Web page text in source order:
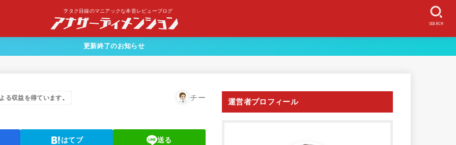
ヲタク目線のマニアックな本音レビューブログ
SEARCH
更新終了のお知らせ
る収益を得ています。 チー
はてブ 送る
運営者プロフィール